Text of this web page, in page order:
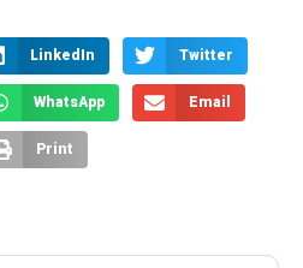
LinkedIn Twitter
WhatsApp Email
Print